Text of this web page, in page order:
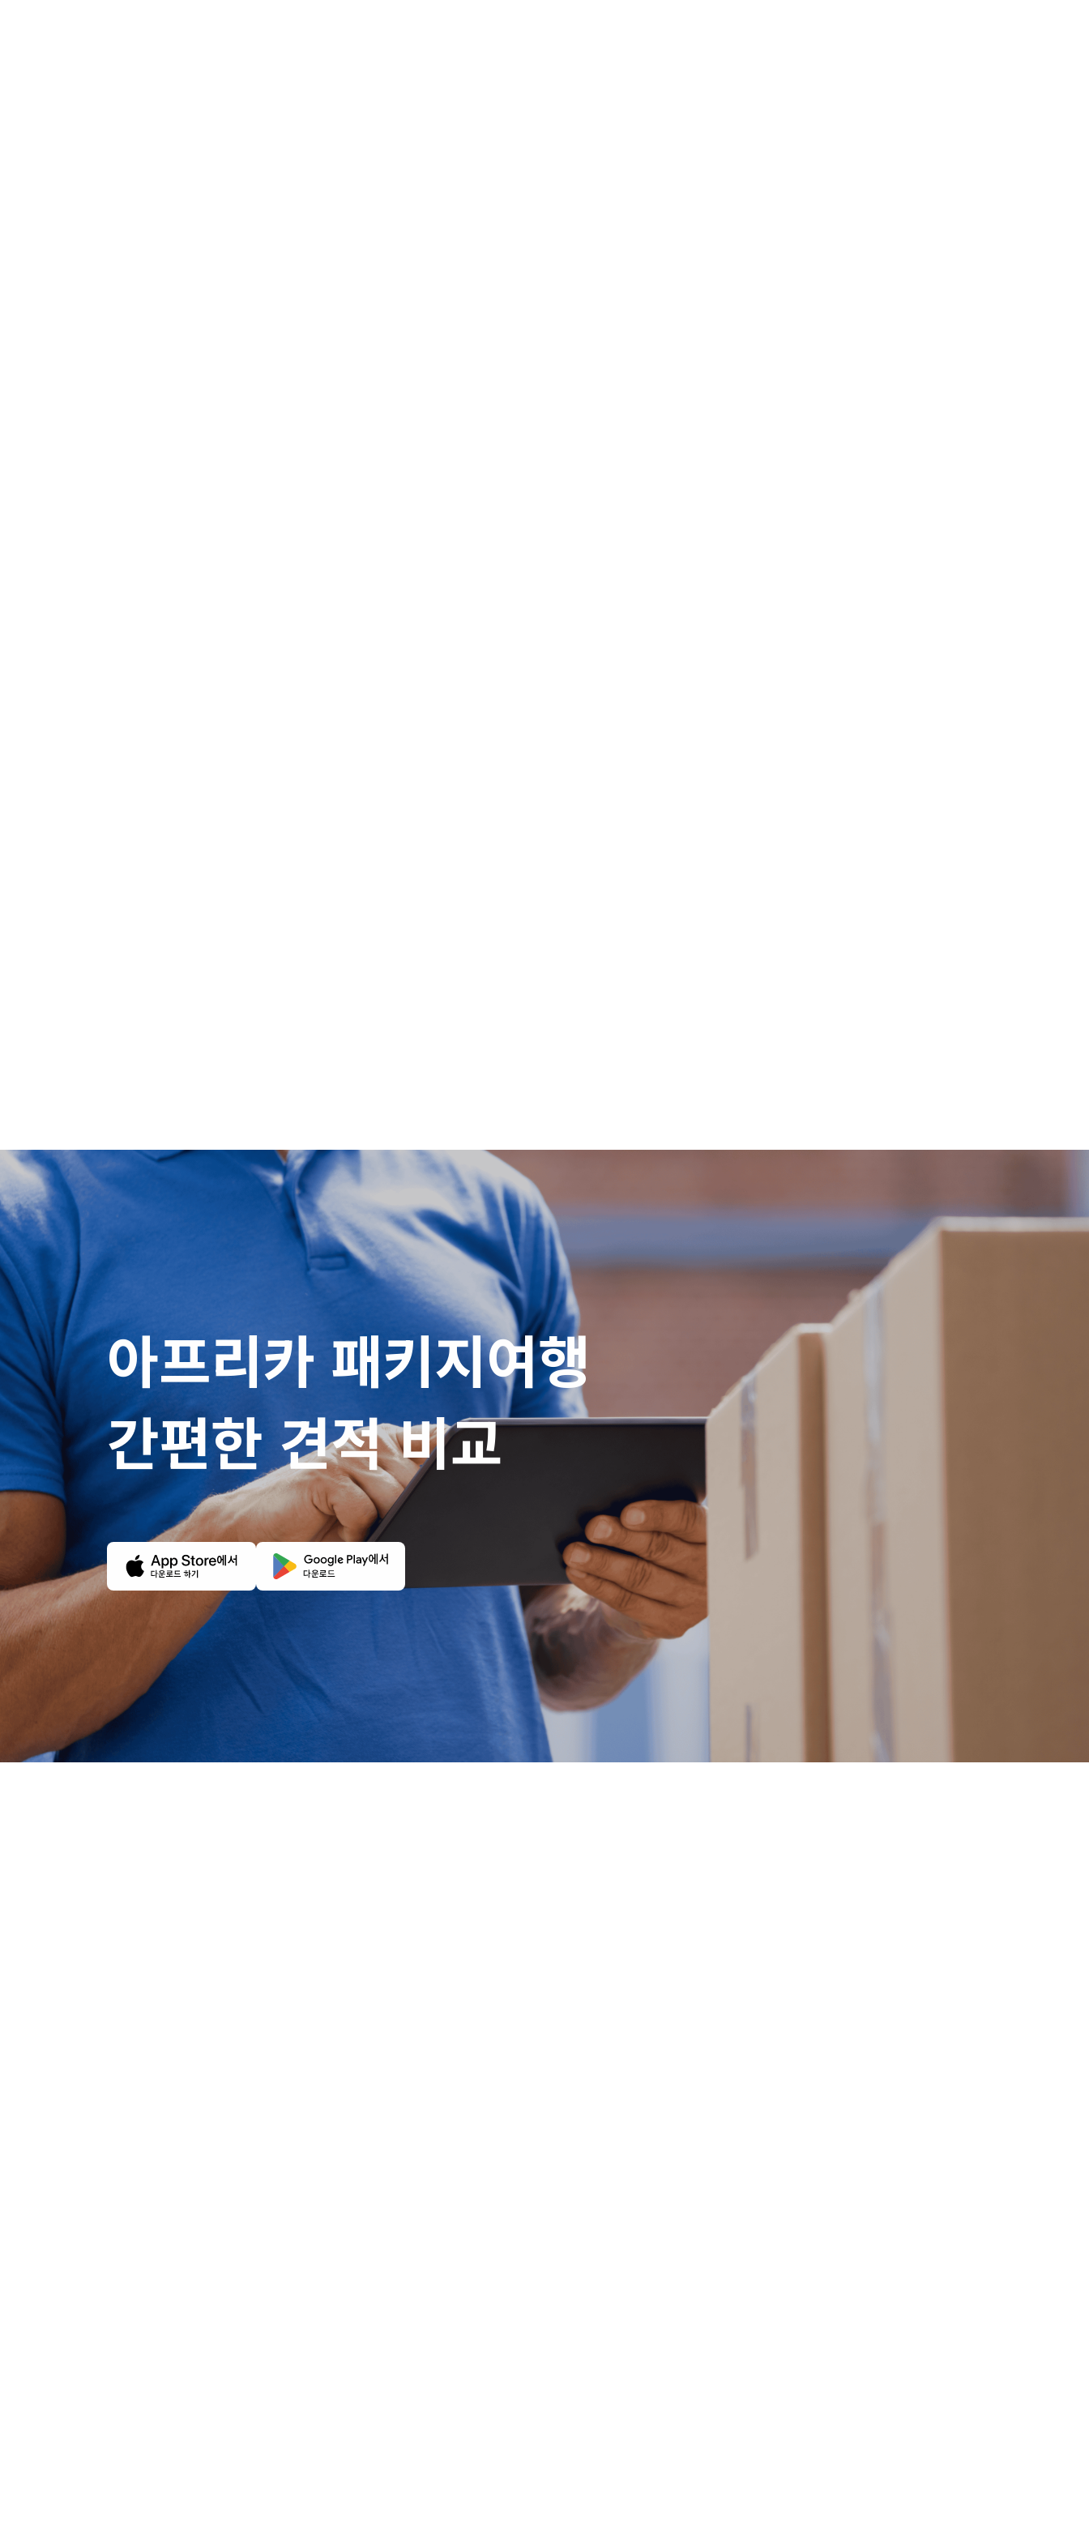
아프리카 패키지여행
간편한 견적 비교